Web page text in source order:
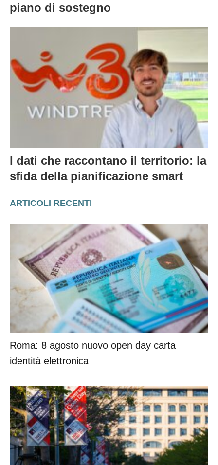
piano di sostegno
I dati che raccontano il territorio: la
sfida della pianificazione smart
ARTICOLI RECENTI
Roma: 8 agosto nuovo open day carta
identità elettronica